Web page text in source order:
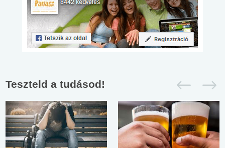
Teszteld a tudásod!